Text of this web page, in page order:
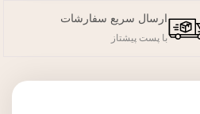
ارسال سریع سفارشات
با پست پیشتاز